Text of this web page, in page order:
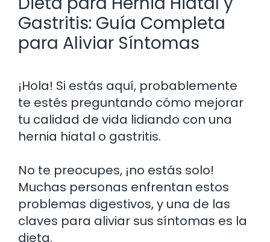
Gastritis: Guía Completa
para Aliviar Síntomas
¡Hola! Si estás aquí, probablemente
te estés preguntando cómo mejorar
tu calidad de vida lidiando con una
hernia hiatal o gastritis.
No te preocupes, ¡no estás solo!
Muchas personas enfrentan estos
problemas digestivos, y una de las
claves para aliviar sus síntomas es la
dieta.